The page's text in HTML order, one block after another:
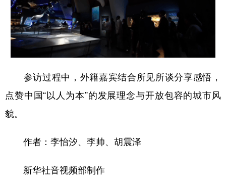
参访过程中，外籍嘉宾结合所见所谈分享感悟，
点赞中国“以人为本”的发展理念与开放包容的城市风
貌。
作者：李怡汐、李帅、胡震泽
新华社音视频部制作